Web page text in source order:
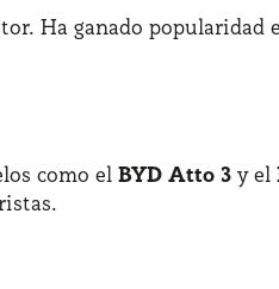
Ha ganado popularidad
como el BYD Atto 3 y el